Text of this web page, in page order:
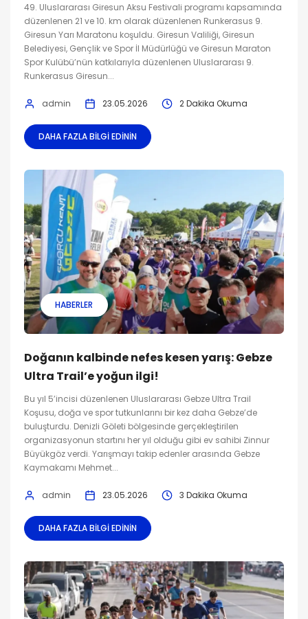
49. Uluslararası Giresun Aksu Festivali programı kapsamında
düzenlenen 21 ve 10. km olarak düzenlenen Runkerasus 9.
Giresun Yarı Maratonu koşuldu. Giresun Valiliği, Giresun
Belediyesi, Gençlik ve Spor İl Müdürlüğü ve Giresun Maraton
Spor Kulübü’nün katkılarıyla düzenlenen Uluslararası 9.
Runkerasus Giresun...
admin 23.05.2026 2 Dakika Okuma
DAHA FAZLA BILGI EDININ
HABERLER
Doğanın kalbinde nefes kesen yarış: Gebze
Ultra Trail’e yoğun ilgi!
Bu yıl 5’incisi düzenlenen Uluslararası Gebze Ultra Trail
Koşusu, doğa ve spor tutkunlarını bir kez daha Gebze’de
buluşturdu. Denizli Göleti bölgesinde gerçekleştirilen
organizasyonun startını her yıl olduğu gibi ev sahibi Zinnur
Büyükgöz verdi. Yarışmayı takip edenler arasında Gebze
Kaymakamı Mehmet...
admin 23.05.2026 3 Dakika Okuma
DAHA FAZLA BILGI EDININ